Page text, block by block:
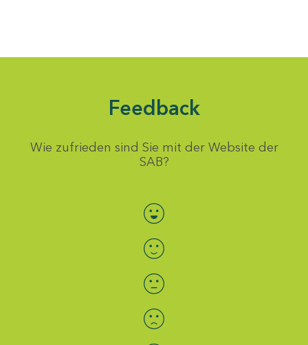
Feedback
Wie zufrieden sind Sie mit der Website der
SAB?
Bewertung auswählen